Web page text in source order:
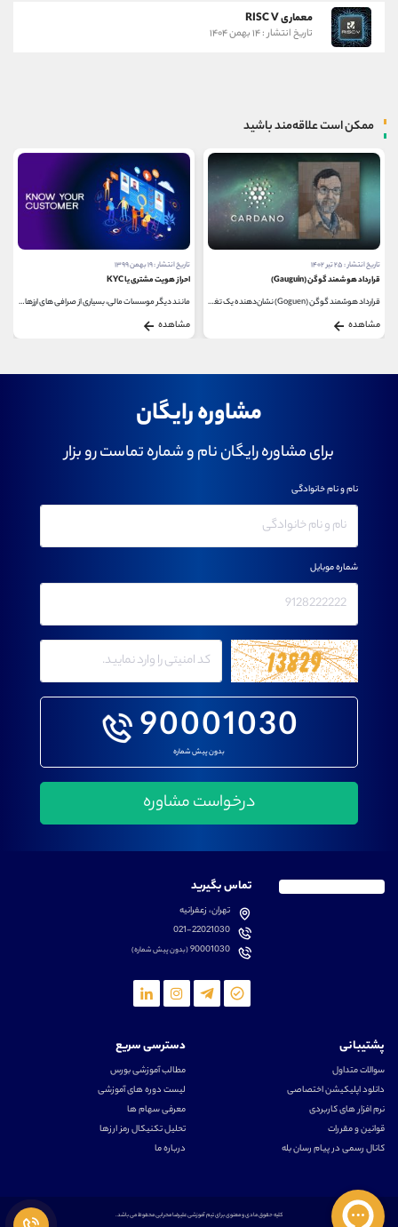
معماری RISC V
تاریخ انتشار : ۱۴ بهمن ۱۴۰۴
ممکن است علاقه‌مند باشید
تاریخ انتشار : ۲۵ تیر ۱۴۰۲
قرارداد هوشمند گوگن (Gauguin)
قرارداد هوشمند گوگن (Goguen) نشان‌دهنده یک تغییر...
مشاهده
تاریخ انتشار : ۱۹ بهمن ۱۳۹۹
احراز هویت مشتری یا KYC
مانند دیگر موسسات مالی، بسیاری از صرافی های ارزهای...
مشاهده
مشاوره رایگان
برای مشاوره رایگان نام و شماره تماست رو بزار
90001030
بدون پیش شماره
نام و نام خانوادگی
شماره موبایل
تماس بگیرید
تهران، زعفرانیه
021-22021030
90001030(بدون پیش شماره)
پشتیبانی
سوالات متداول
دانلود اپلیکیشن اختصاصی
نرم افزار های کاربردی
قوانین و مقررات
کانال رسمی در پیام رسان بله
دسترسی سریع
مطالب آموزشی بورس
لیست دوره های آموزشی
معرفی سهام ها
تحلیل تکنیکال رمز ارزها
درباره ما
کلیه حقوق مادی و معنوی برای تیم آموزشی علیرضا محرابی محفوظ می باشد.